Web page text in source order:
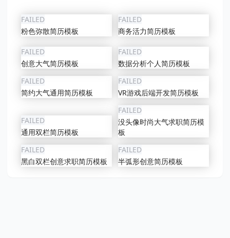
FAILED
粉色弥散简历模板
FAILED
商务活力简历模板
FAILED
创意大气简历模板
FAILED
数据分析个人简历模板
FAILED
简约大气通用简历模板
FAILED
VR游戏后端开发简历模板
FAILED
通用双栏简历模板
FAILED
没头像时尚大气求职简历模
板
FAILED
黑白双栏创意求职简历模板
FAILED
半弧形创意简历模板